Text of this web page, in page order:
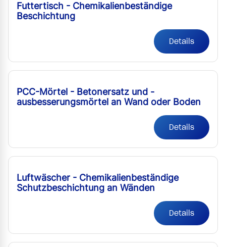
Futtertisch - Chemikalienbeständige
Beschichtung
Details
PCC-Mörtel - Betonersatz und -
ausbesserungsmörtel an Wand oder Boden
Details
Luftwäscher - Chemikalienbeständige
Schutzbeschichtung an Wänden
Details